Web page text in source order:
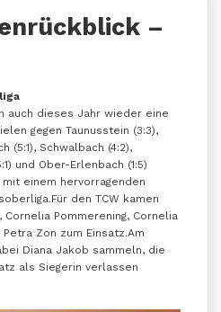
–
auch dieses Jahr wieder eine
gegen Taunusstein (3:3),
(5:1), Schwalbach (4:2),
und Ober-Erlenbach (1:5)
einem hervorragenden
den TCW kamen
Cornelia Pommerening, Cornelia
Zon zum Einsatz.Am
Diana Jakob sammeln, die
als Siegerin verlassen